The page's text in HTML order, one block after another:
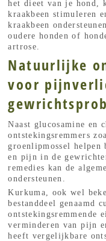
het dieet van je hond,
kraakbeen stimuleren
kraakbeen
oudere honden of
artrose.
Natuurlijke
voor
Naast glucosamine en
ontstekingsremmers
groenlipmossel
en pijn in de
remedies kan de
ondersteunen.
Kurkuma, ook wel
bestanddeel genaamd
ontstekingsremmende
verminderen van pijn
heeft vergelijkbare